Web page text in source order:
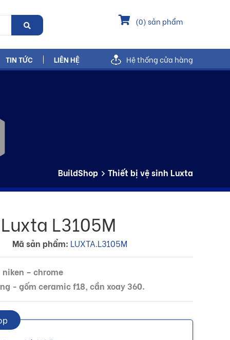
(0) sản phẩm
TIN TỨC LIÊN HỆ Hệ thống cửa hàng
BuildShop Thiết bị vệ sinh Luxta
L3105M
Mã sản phẩm: LUXTA.L3105M
– chrome
- gốm ceramic f18, cần xoay 360.